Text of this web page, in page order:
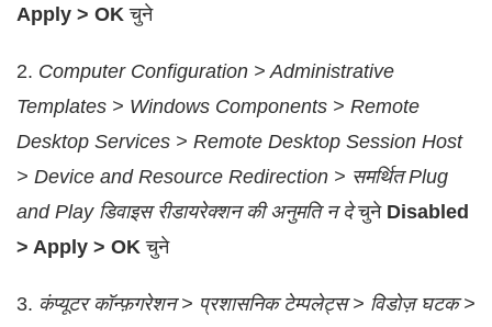
Apply > OK चुने
2. Computer Configuration > Administrative
Templates > Windows Components > Remote
Desktop Services > Remote Desktop Session Host
> Device and Resource Redirection > समर्थित Plug
and Play डिवाइस रीडायरेक्शन की अनुमति न देचुने Disabled
> Apply > OK चुने
3. कंप्यूटर कॉन्फ़गरेशन > प्रशासनिक टेम्पलेट्स > विडोज़ घटक >